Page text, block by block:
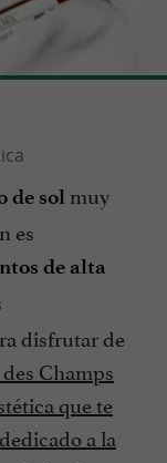
de sol muy
es
de alta
disfrutar de
Champs
que te
a la